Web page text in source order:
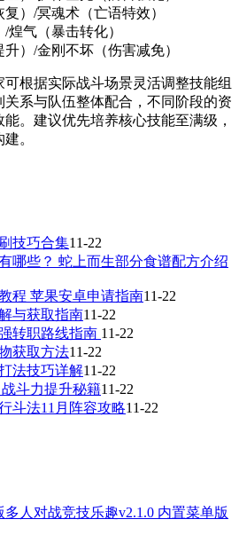
）/冥魂术（亡语特效）
气（暴击转化）
）/金刚不坏（伤害减免）
根据实际战斗场景灵活调整技能组
系与队伍整体配合，不同阶段的资
。建议优先培养核心技能至满级，
。
技巧合集11-22
哪些？ 蛇上而生部分食谱配方介绍
程 苹果安卓申请指南11-22
与获取指南11-22
转职路线指南 11-22
获取方法11-22
法技巧详解11-22
斗力提升秘籍11-22
斗法11月阵容攻略11-22